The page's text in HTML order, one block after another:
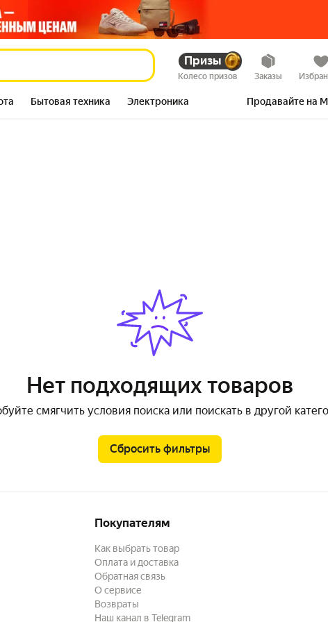
Призы
Колесо призов Заказы
Бытовая техника Электроника Продавайте на
Нет подходящих товаров
смягчить условия поиска или поискать в другой
Сбросить фильтры
Покупателям
Как выбрать товар
Оплата и доставка
Обратная связь
О сервисе
Возвраты
Наш канал в Telegram